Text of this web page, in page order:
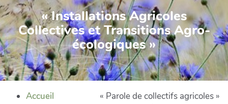
« Installations Agricoles
Collectives et Transitions Agro-
écologiques »
Accueil
« Parole de collectifs agricoles »